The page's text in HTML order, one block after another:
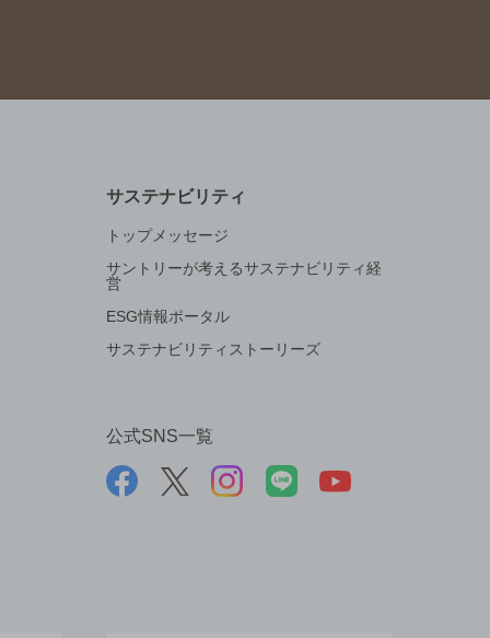
サステナビリティ
トップメッセージ
サントリーが考えるサステナビリティ経
営
ESG情報ポータル
サステナビリティストーリーズ
公式SNS一覧